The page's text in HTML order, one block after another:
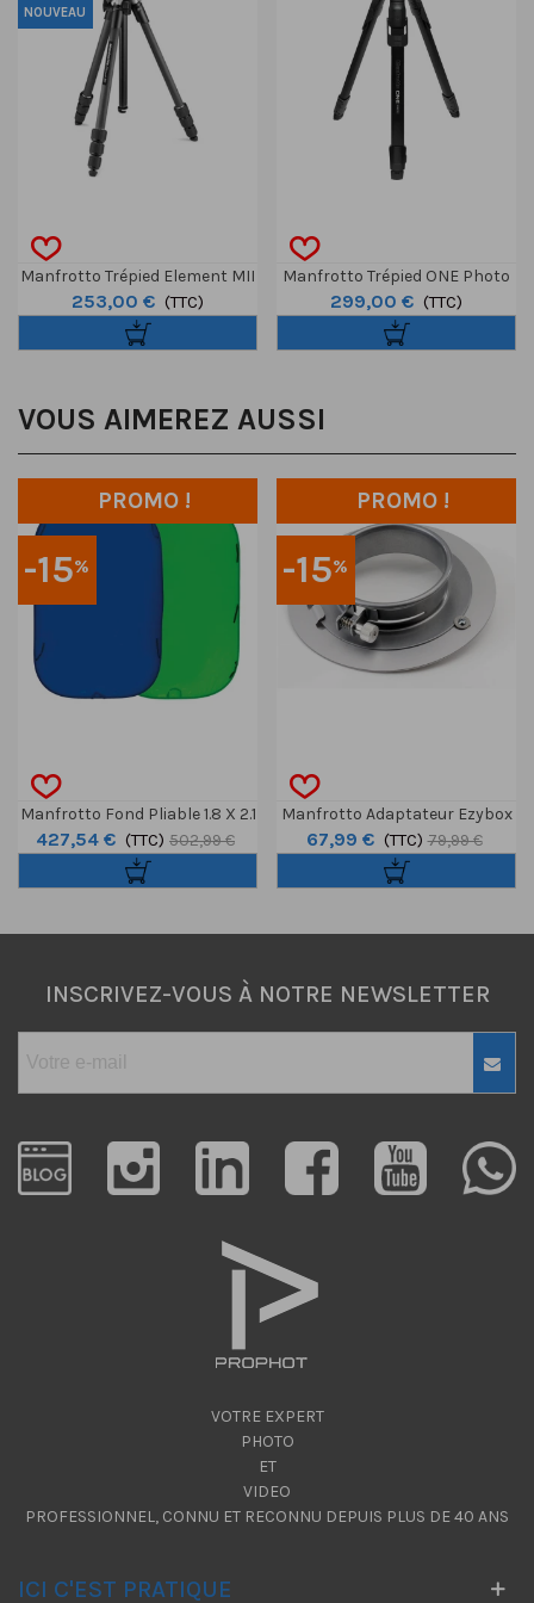
NOUVEAU
Manfrotto Trépied Element MII
Mobile Noir 4 Sections BH1
253,00 € (TTC)
Manfrotto Trépied ONE Photo
En Aluminium
299,00 € (TTC)
VOUS AIMEREZ AUSSI
-15%
PROMO !
Manfrotto Fond Pliable 1.8 X 2.1
M Bleu/Vert Chromakey
427,54 € (TTC) 502,99 €
-15%
PROMO !
Manfrotto Adaptateur Ezybox
II (Profoto)
67,99 € (TTC) 79,99 €
INSCRIVEZ-VOUS À NOTRE NEWSLETTER
VOTRE EXPERT
PHOTO
ET
VIDEO
PROFESSIONNEL, CONNU ET RECONNU DEPUIS PLUS DE 40 ANS
ICI C'EST PRATIQUE